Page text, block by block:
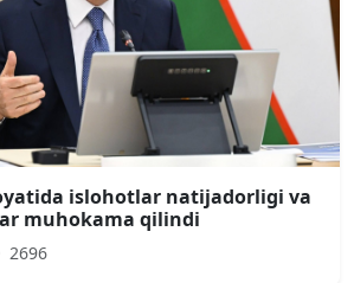
islohotlar natijadorligi va
muhokama qilindi
2696